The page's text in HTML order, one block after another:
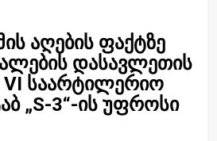
აღების ფაქტზე
დასავლეთის
საარტილერიო
„S-3“-ის უფროსი